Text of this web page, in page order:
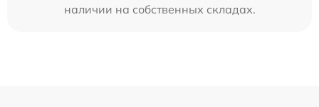
наличии на собственных складах.